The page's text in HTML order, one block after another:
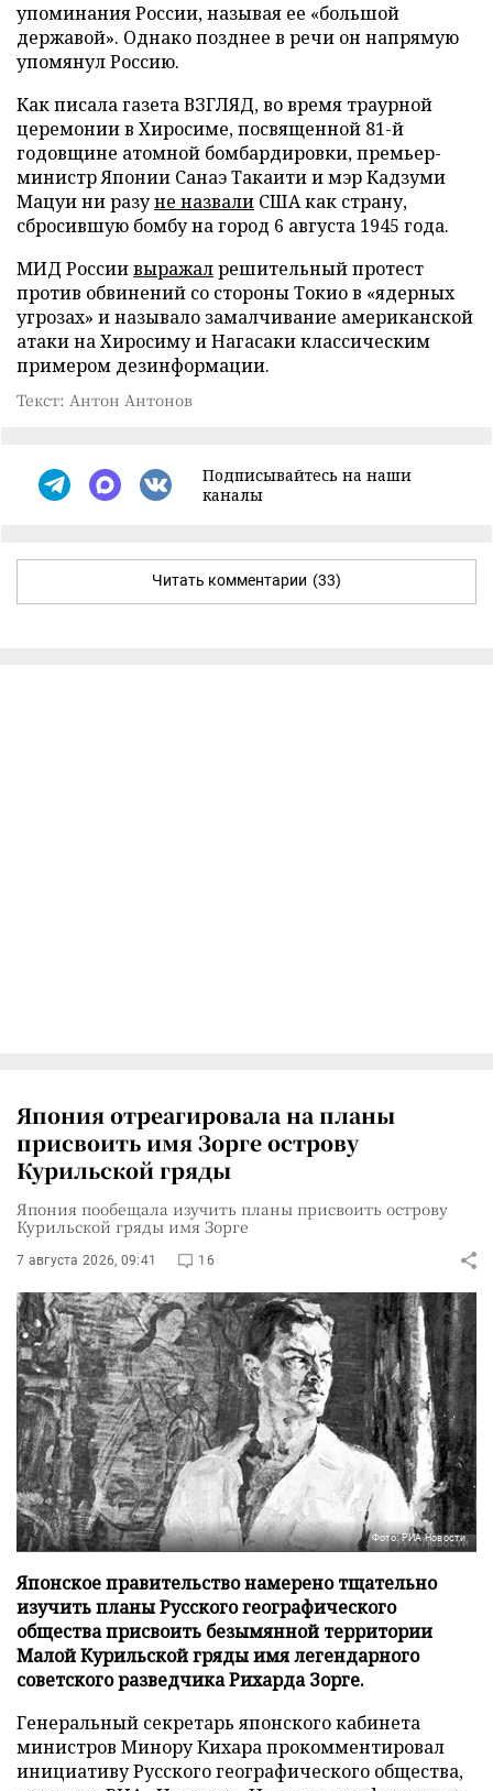
упоминания России, называя ее «большой
державой». Однако позднее в речи он напрямую
упомянул Россию.
Как писала газета ВЗГЛЯД, во время траурной
церемонии в Хиросиме, посвященной 81-й
годовщине атомной бомбардировки, премьер-
министр Японии Санаэ Такаити и мэр Кадзуми
Мацуи ни разуне назвали США как страну,
сбросившую бомбу на город 6 августа 1945 года.
МИД Россиивыражалрешительный протест
против обвинений со стороны Токио в «ядерных
угрозах» и называло замалчивание американской
атаки на Хиросиму и Нагасаки классическим
примером дезинформации.
Текст: Антон Антонов
Подписывайтесь на наши
каналы
Читать комментарии (33)
Япония отреагировала на планы
присвоить имя Зорге острову
Курильской гряды
Япония пообещала изучить планы присвоить острову
Курильской гряды имя Зорге
7 августа 2026, 09:41 16
Фото: РИА Новости
Японское правительство намерено тщательно
изучить планы Русского географического
общества присвоить безымянной территории
Малой Курильской гряды имя легендарного
советского разведчика Рихарда Зорге.
Генеральный секретарь японского кабинета
министров Минору Кихара прокомментировал
инициативу Русского географического общества,